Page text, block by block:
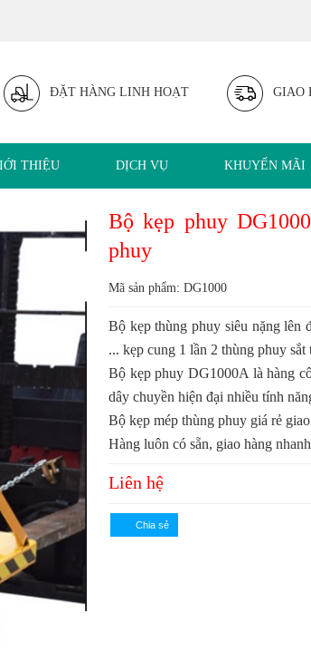
ĐẶT HÀNG LINH HOẠT GIAO
THIỆU DỊCH VỤ KHUYẾN MÃI
Bộ kẹp phuy
phuy
Mã sản phẩm: DG1000
Bộ kẹp thùng phuy siêu nặng lên
... kẹp cung 1 lần 2 thùng phuy sắt
Bộ kẹp phuy DG1000A là hàng
dây chuyền hiện đại nhiều tính
Bộ kẹp mép thùng phuy giá rẻ
Hàng luôn có sẵn, giao hàng nhanh
Liên hệ